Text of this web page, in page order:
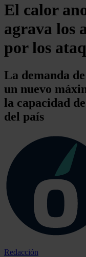
El calor
agrava los
por los
La demanda
un nuevo
la capacidad
del país
Redacción